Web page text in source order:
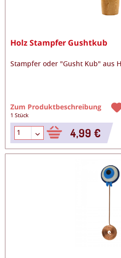
Holz Stampfer Gushtkub
Stampfer oder "Gusht Kub" aus
Zum Produktbeschreibung
1 Stück
4,99 €